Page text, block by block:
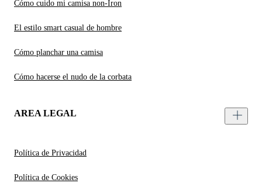
Cómo cuido mi camisa non-Iron
El estilo smart casual de hombre
Cómo planchar una camisa
Cómo hacerse el nudo de la corbata
AREA LEGAL
Política de Privacidad
Política de Cookies